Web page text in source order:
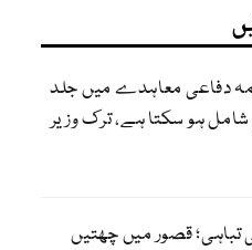
دفاعی معاہدے میں جلد
ہو سکتا ہے، ترک وزیر
تباہی؛ قصور میں چھتیں